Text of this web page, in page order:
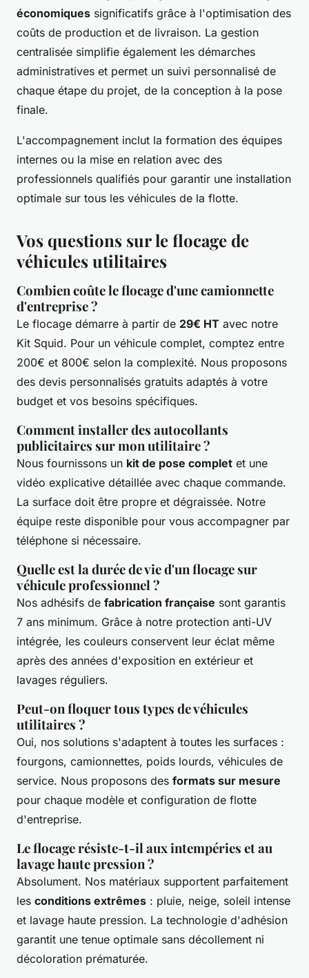
économiques significatifs grâce à l'optimisation des
coûts de production et de livraison. La gestion
centralisée simplifie également les démarches
administratives et permet un suivi personnalisé de
chaque étape du projet, de la conception à la pose
finale.
L'accompagnement inclut la formation des équipes
internes ou la mise en relation avec des
professionnels qualifiés pour garantir une installation
optimale sur tous les véhicules de la flotte.
Vos questions sur le flocage de
véhicules utilitaires
Combien coûte le flocage d'une camionnette
d'entreprise ?
Le flocage démarre à partir de 29€ HT avec notre
Kit Squid. Pour un véhicule complet, comptez entre
200€ et 800€ selon la complexité. Nous proposons
des devis personnalisés gratuits adaptés à votre
budget et vos besoins spécifiques.
Comment installer des autocollants
publicitaires sur mon utilitaire ?
Nous fournissons un kit de pose complet et une
vidéo explicative détaillée avec chaque commande.
La surface doit être propre et dégraissée. Notre
équipe reste disponible pour vous accompagner par
téléphone si nécessaire.
Quelle est la durée de vie d'un flocage sur
véhicule professionnel ?
Nos adhésifs de fabrication française sont garantis
7 ans minimum. Grâce à notre protection anti-UV
intégrée, les couleurs conservent leur éclat même
après des années d'exposition en extérieur et
lavages réguliers.
Peut-on floquer tous types de véhicules
utilitaires ?
Oui, nos solutions s'adaptent à toutes les surfaces :
fourgons, camionnettes, poids lourds, véhicules de
service. Nous proposons des formats sur mesure
pour chaque modèle et configuration de flotte
d'entreprise.
Le flocage résiste-t-il aux intempéries et au
lavage haute pression ?
Absolument. Nos matériaux supportent parfaitement
les conditions extrêmes : pluie, neige, soleil intense
et lavage haute pression. La technologie d'adhésion
garantit une tenue optimale sans décollement ni
décoloration prématurée.